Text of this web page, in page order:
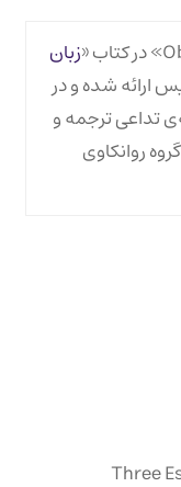
زبان
ارائه شده و در
ترجمه‌ی تداعی ترجمه و
روانکاوی